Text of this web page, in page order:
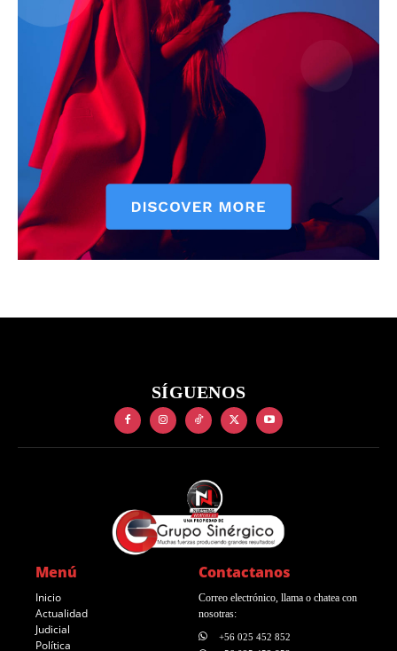
SÍGUENOS
Menú
Inicio
Actualidad
Judicial
Política
Contactanos
Correo electrónico, llama o chatea con
nosotras:
+56 025 452 852